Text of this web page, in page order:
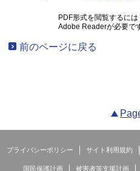
PDF形式を閲覧するには
Adobe Readerが必要で
前のページに戻る
プライバシーポリシー サイト利用規約
国民保護計画 被害者等支援計画